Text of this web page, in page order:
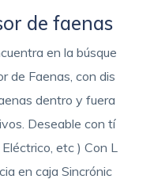
de faenas
en la búsque
de Faenas, con dis
dentro y fuera
Deseable con tí
etc ) Con L
en caja Sincrónic